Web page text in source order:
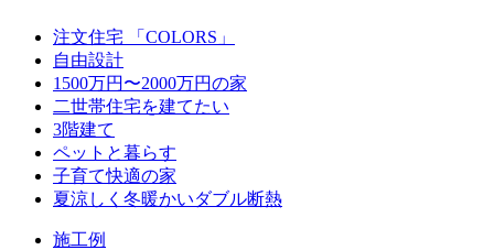
注文住宅 「COLORS」
自由設計
1500万円〜2000万円の家
二世帯住宅を建てたい
3階建て
ペットと暮らす
子育て快適の家
夏涼しく冬暖かいダブル断熱
施工例